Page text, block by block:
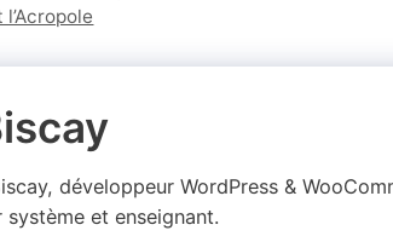
développeur WordPress &
système et enseignant.